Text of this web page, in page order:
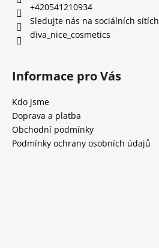
+420541210934
Sledujte nás na sociálních sítích
diva_nice_cosmetics
Informace pro Vás
Kdo jsme
Doprava a platba
Obchodní podmínky
Podmínky ochrany osobních údajů